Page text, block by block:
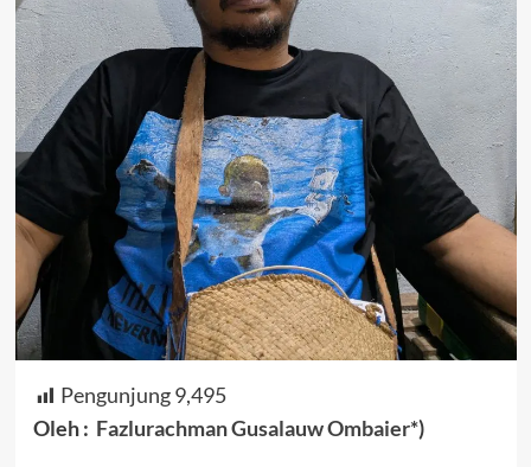
Pengunjung 9,495
Oleh : Fazlurachman Gusalauw Ombaier*)